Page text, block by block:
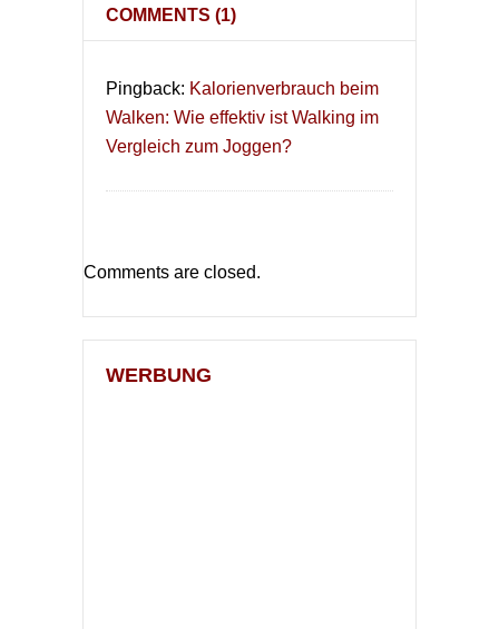
COMMENTS (1)
Pingback: Kalorienverbrauch beim
Walken: Wie effektiv ist Walking im
Vergleich zum Joggen?
Comments are closed.
WERBUNG